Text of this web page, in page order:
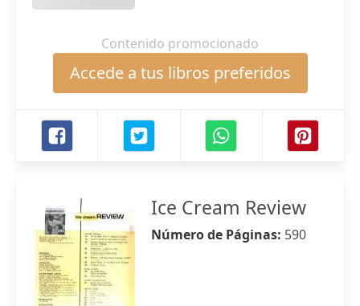
Contenido promocionado
Accede a tus libros preferidos
Ice Cream Review
Número de Páginas: 590